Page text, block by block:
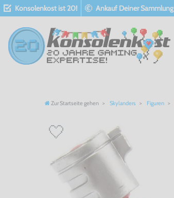
Konsolenkost ist 20! Ankauf Deiner Sammlung
Zur Startseite gehen Skylanders Figuren